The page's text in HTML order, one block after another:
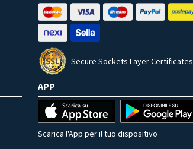
Secure Sockets Layer Certificates
APP
Scarica l'App per il tuo dispositivo